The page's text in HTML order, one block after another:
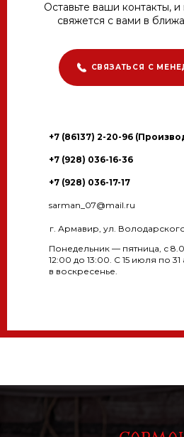
Оставьте ваши контакты,
свяжется с вами в
СВЯЗАТЬСЯ С
+7 (86137) 2-20-96
+7 (928) 036-16-36
+7 (928) 036-17-17
sarman_07@mail.ru
г. Армавир, ул.
Понедельник — пятница, с
12:00 до 13:00. С 15 июля по
в воскресенье.